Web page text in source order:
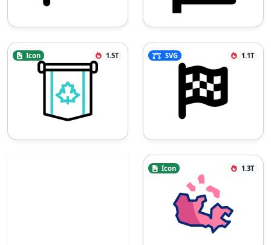
Icon 1.5T SVG 1.1T
Icon 1.3T